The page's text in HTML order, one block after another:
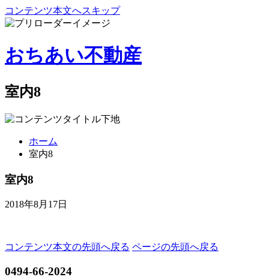
コンテンツ本文へスキップ
おちあい不動産
室内8
ホーム
室内8
室内8
2018年8月17日
コンテンツ本文の先頭へ戻る ページの先頭へ戻る
0494-66-2024